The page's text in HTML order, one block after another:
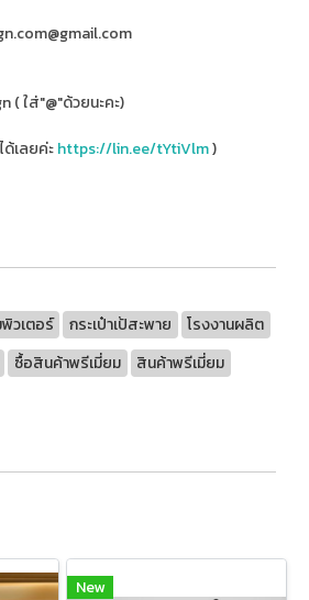
( ใส่"@"ด้วยนะคะ)
เลยค่ะhttps://lin.ee/tYtiVlm)
วเตอร์ กระเป๋าเป้สะพาย
โรงงานผลิต
ซื้อสินค้าพรีเมี่ยม
สินค้าพรีเมี่ยม
New